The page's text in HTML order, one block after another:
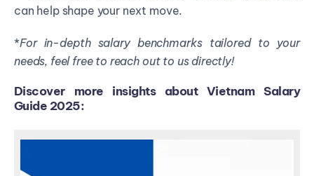
can help shape your next move.
*For in-depth salary benchmarks tailored to your
needs, feel free to reach out to usdirectly!
Discover more insights about Vietnam Salary
Guide 2025: